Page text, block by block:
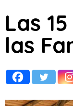
Las
las